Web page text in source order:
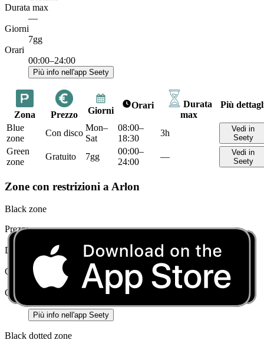
Durata max
—
Giorni
7gg
Orari
00:00–24:00
Più info nell'app Seety
Zona Prezzo Giorni
Orari
Durata
max
Più
Blue
zone
Con disco
Mon–
Sat
08:00–
18:30
3h
Vedi in
Seety
Green
zone
Gratuito 7gg
00:00–
24:00
—
Vedi in
Seety
Zone con restrizioni a Arlon
Black zone
Prezzo
Durata max
Giorni
7gg
Orari
00:00–24:00
Più info nell'app Seety
Black dotted zone